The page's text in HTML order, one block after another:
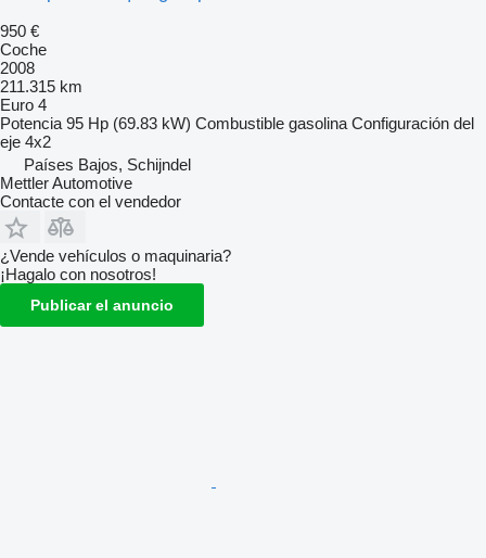
950 €
Coche
2008
211.315 km
Euro 4
Potencia 95 Hp (69.83 kW) Combustible gasolina Configuración del
eje 4x2
Países Bajos, Schijndel
Mettler Automotive
Contacte con el vendedor
¿Vende vehículos o maquinaria?
¡Hagalo con nosotros!
Publicar el anuncio